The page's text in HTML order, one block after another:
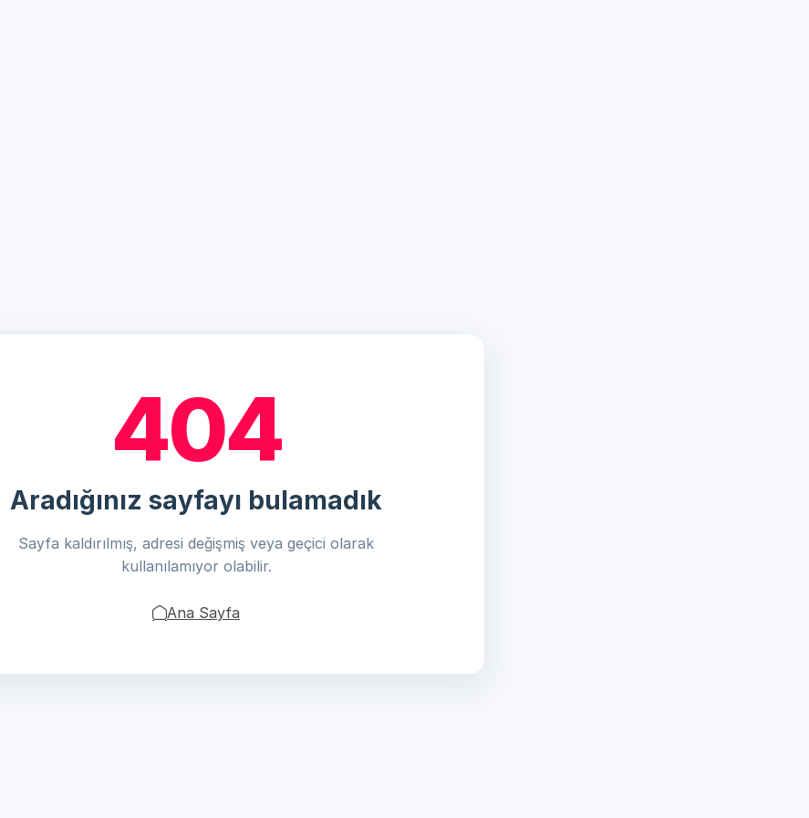
404
Aradığınız sayfayı bulamadık
Sayfa kaldırılmış, adresi değişmiş veya geçici olarak
kullanılamıyor olabilir.
Ana Sayfa